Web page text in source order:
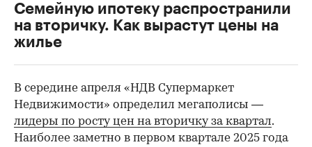
Семейную ипотеку распространили
на вторичку. Как вырастут цены на
жилье
В середине апреля «НДВ Супермаркет
Недвижимости» определил мегаполисы —
лидеры по росту цен на вторичку за квартал.
Наиболее заметно в первом квартале 2025 года